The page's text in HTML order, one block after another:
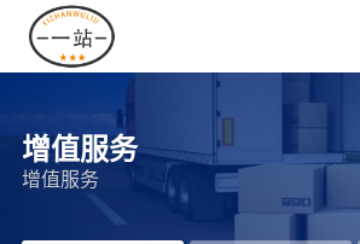
增值服务
增值服务